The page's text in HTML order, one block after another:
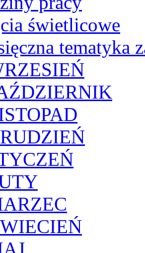
świetlicowe
tematyka